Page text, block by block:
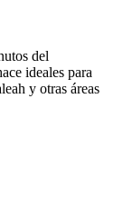
del
ideales para
y otras áreas